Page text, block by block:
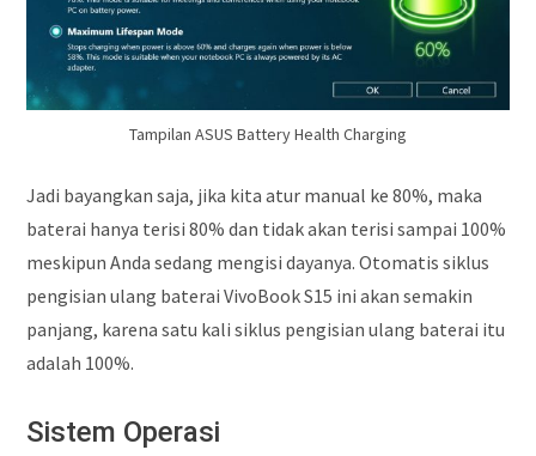
Tampilan ASUS Battery Health Charging
Jadi bayangkan saja, jika kita atur manual ke 80%, maka
baterai hanya terisi 80% dan tidak akan terisi sampai 100%
meskipun Anda sedang mengisi dayanya. Otomatis siklus
pengisian ulang baterai VivoBook S15 ini akan semakin
panjang, karena satu kali siklus pengisian ulang baterai itu
adalah 100%.
Sistem Operasi